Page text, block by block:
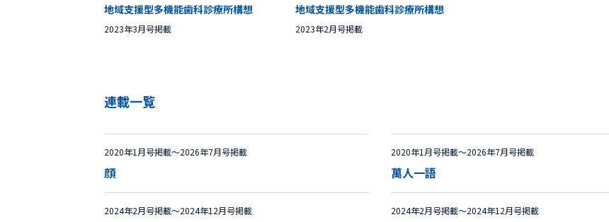
地域支援型多機能歯科診療所構想
2023年3月号掲載
地域支援型多機能歯科診療所構想
2023年2月号掲載
連載一覧
2020年1月号掲載〜2026年7月号掲載
顔
2020年1月号掲載〜2026年7月号掲載
萬人一語
2024年2月号掲載〜2024年12月号掲載 2024年2月号掲載〜2024年12月号掲載